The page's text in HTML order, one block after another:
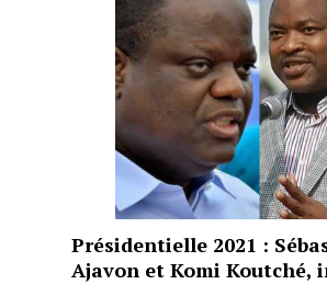
Présidentielle 2021 :
Ajavon et Komi Koutché,